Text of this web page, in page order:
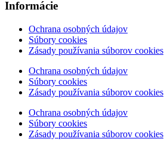
Informácie
Ochrana osobných údajov
Súbory cookies
Zásady používania súborov cookies
Ochrana osobných údajov
Súbory cookies
Zásady používania súborov cookies
Ochrana osobných údajov
Súbory cookies
Zásady používania súborov cookies